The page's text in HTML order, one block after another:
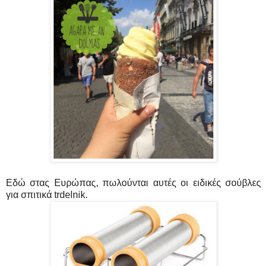
Εδώ στας Ευρώπας, πωλούνται αυτές οι ειδικές σούβλες
για σπιτικά trdelnik.